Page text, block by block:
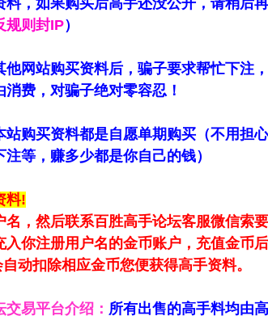
料，如果购买后高手还没公开，请稍后
规则封IP）
他网站购买资料后，骗子要求帮忙下注
消费，对骗子绝对零容忍！
站购买资料都是自愿单期购买（不用担
等，赚多少都是你自己的钱）
料!
名，然后联系百胜高手论坛客服微信索
入你注册用户名的金币账户，充值金币
动扣除相应金币您便获得高手资料。
易平台介绍： 所有出售的高手料均由